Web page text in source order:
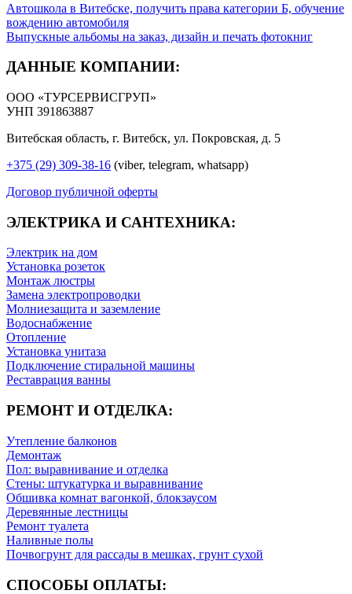
Автошкола в Витебске, получить права категории Б, обучение
вождению автомобиля
Выпускные альбомы на заказ, дизайн и печать фотокниг
ДАННЫЕ КОМПАНИИ:
ООО «ТУРСЕРВИСГРУП»
УНП 391863887
Витебская область, г. Витебск, ул. Покровская, д. 5
+375 (29) 309-38-16 (viber, telegram, whatsapp)
Договор публичной оферты
ЭЛЕКТРИКА И САНТЕХНИКА:
Электрик на дом
Установка розеток
Монтаж люстры
Замена электропроводки
Молниезащита и заземление
Водоснабжение
Отопление
Установка унитаза
Подключение стиральной машины
Реставрация ванны
РЕМОНТ И ОТДЕЛКА:
Утепление балконов
Демонтаж
Пол: выравнивание и отделка
Стены: штукатурка и выравнивание
Обшивка комнат вагонкой, блокзаусом
Деревянные лестницы
Ремонт туалета
Наливные полы
Почвогрунт для рассады в мешках, грунт сухой
СПОСОБЫ ОПЛАТЫ: